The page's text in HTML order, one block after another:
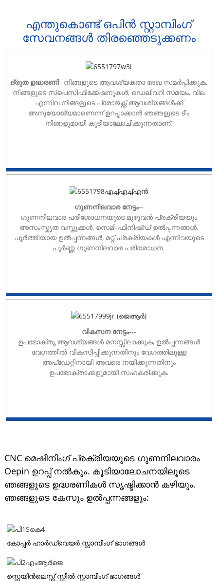
എന്തുകൊണ്ട് ഒപിൻ സ്റ്റാമ്പിംഗ്
സേവനങ്ങൾ തിരഞ്ഞെടുക്കണം
ദ്രുത ഉദ്ധരണി--നിങ്ങളുടെ ആവശ്യകതാ രേഖ സമർപ്പിക്കുക,
നിങ്ങളുടെ സ്പെസിഫിക്കേഷനുകൾ, ഡെലിവറി സമയം, വില
എന്നിവ നിങ്ങളുടെ പ്രോജക്റ്റ് ആവശ്യങ്ങൾക്ക്
അനുയോജ്യമാണെന്ന് ഉറപ്പാക്കാൻ ഞങ്ങളുടെ ടീം
നിങ്ങളുമായി കൂടിയാലോചിക്കുന്നതാണ്.
ഗുണനിലവാര നേട്ടം--
ഗുണനിലവാര പരിശോധനയുടെ മുഴുവൻ പ്രക്രിയയും
അസംസ്കൃത വസ്തുക്കൾ, സെമി-ഫിനിഷ്ഡ് ഉൽപ്പന്നങ്ങൾ,
പൂർത്തിയായ ഉൽപ്പന്നങ്ങൾ, മറ്റ് പ്രക്രിയകൾ എന്നിവയുടെ
പൂർണ്ണ ഗുണനിലവാര പരിശോധന.
വികസന നേട്ടം---
ഉപഭോക്തൃ ആവശ്യങ്ങൾ മനസ്സിലാക്കുക, ഉൽപ്പന്നങ്ങൾ
വേഗത്തിൽ വികസിപ്പിക്കുന്നതിനും വേഗത്തിലുള്ള
അപ്‌ഡേറ്റിനായി അവരെ നയിക്കുന്നതിനും
ഉപഭോക്താക്കളുമായി സഹകരിക്കുക.
CNC മെഷീനിംഗ് പ്രക്രിയയുടെ ഗുണനിലവാരം
Oepin ഉറപ്പ് നൽകും. കൂടിയാലോചനയിലൂടെ
ഞങ്ങളുടെ ഉദ്ധരണികൾ സൃഷ്ടിക്കാൻ കഴിയും.
ഞങ്ങളുടെ കേസും ഉൽപ്പന്നങ്ങളും:
കോപ്പർ ഹാർഡ്‌വെയർ സ്റ്റാമ്പിംഗ് ഭാഗങ്ങൾ
സ്റ്റെയിൻലെസ്സ് സ്റ്റീൽ സ്റ്റാമ്പിംഗ് ഭാഗങ്ങൾ